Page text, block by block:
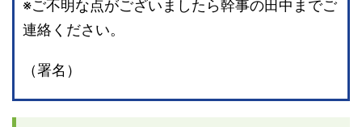
※ご不明な点がございましたら幹事の田中までご
連絡ください。
（署名）